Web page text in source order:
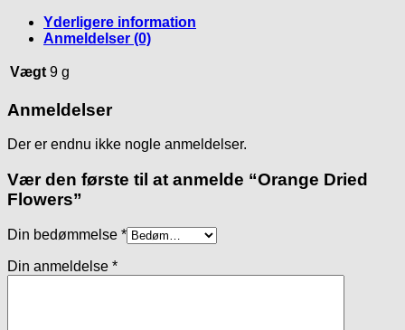
Yderligere information
Anmeldelser (0)
Vægt 9 g
Anmeldelser
Der er endnu ikke nogle anmeldelser.
Vær den første til at anmelde “Orange Dried
Flowers”
Din bedømmelse *
Din anmeldelse *